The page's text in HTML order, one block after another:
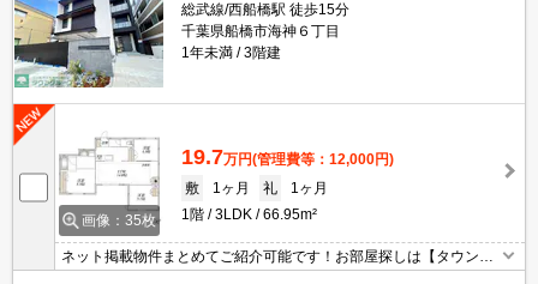
総武線/西船橋駅 徒歩15分
千葉県船橋市海神６丁目
1年未満
3階建
画像：35枚
19.7万円(管理費等：12,000円)
敷
1ヶ月 礼
1ヶ月
1階
3LDK 66.95m²
ネット掲載物件まとめてご紹介可能です！お部屋探しは【タウンハ
ウジング】にお任せください！※オンライン内見・現地待ち合わせ